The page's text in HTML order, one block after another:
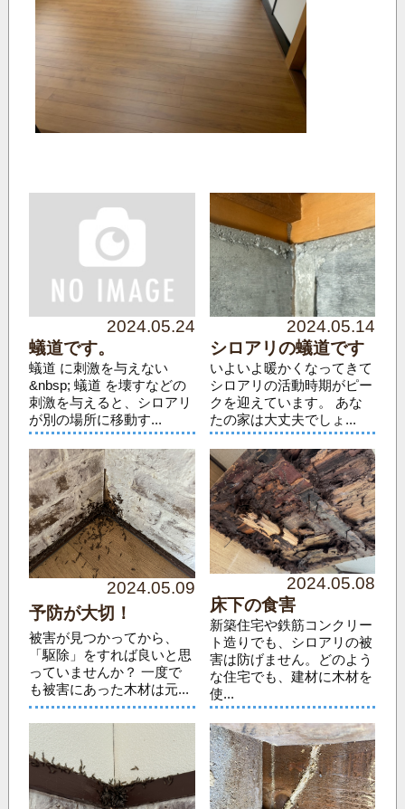
2024.05.24
蟻道です。
蟻道 に刺激を与えない
&nbsp; 蟻道 を壊すなどの
刺激を与えると、シロアリ
が別の場所に移動す...
2024.05.14
シロアリの蟻道です
いよいよ暖かくなってきて
シロアリの活動時期がピー
クを迎えています。 あな
たの家は大丈夫でしょ...
2024.05.09
予防が大切！
被害が見つかってから、
「駆除」をすれば良いと思
っていませんか？ 一度で
も被害にあった木材は元...
2024.05.08
床下の食害
新築住宅や鉄筋コンクリー
ト造りでも、シロアリの被
害は防げません。どのよう
な住宅でも、建材に木材を
使...